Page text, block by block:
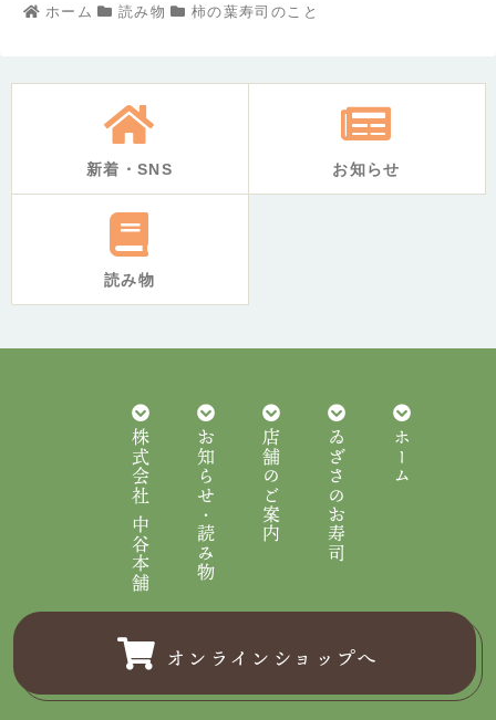
ホーム 読み物 柿の葉寿司のこと
新着・SNS お知らせ
読み物
ホーム
ゐざさのお寿司
店舗のご案内
お知らせ・読み物
株式会社 中谷本舗
オンラインショップへ